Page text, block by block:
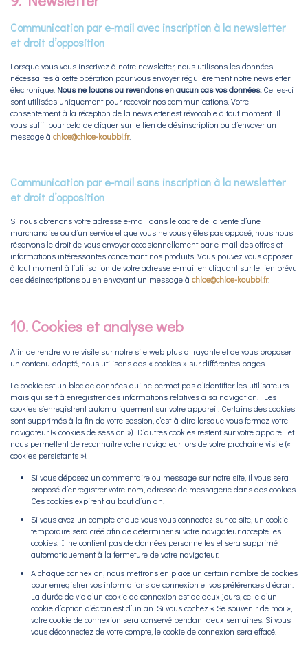
Communication par e-mail avec inscription à la newsletter
et droit d’opposition
Lorsque vous vous inscrivez à notre newsletter, nous utilisons les données
nécessaires à cette opération pour vous envoyer régulièrement notre newsletter
électronique. Nous ne louons ou revendons en aucun cas vos données. Celles-ci
sont utilisées uniquement pour recevoir nos communications. Votre
consentement à la réception de la newsletter est révocable à tout moment. Il
vous suffit pour cela de cliquer sur le lien de désinscription ou d’envoyer un
message à chloe@chloe-koubbi.fr.
Communication par e-mail sans inscription à la newsletter
et droit d’opposition
Si nous obtenons votre adresse e-mail dans le cadre de la vente d’une
marchandise ou d’un service et que vous ne vous y êtes pas opposé, nous nous
réservons le droit de vous envoyer occasionnellement par e-mail des offres et
informations intéressantes concernant nos produits. Vous pouvez vous opposer
à tout moment à l’utilisation de votre adresse e-mail en cliquant sur le lien prévu
des désinscriptions ou en envoyant un message à chloe@chloe-koubbi.fr.
10. Cookies et analyse web
Afin de rendre votre visite sur notre site web plus attrayante et de vous proposer
un contenu adapté, nous utilisons des « cookies » sur différentes pages.
Le cookie est un bloc de données qui ne permet pas d’identifier les utilisateurs
mais qui sert à enregistrer des informations relatives à sa navigation. Les
cookies s’enregistrent automatiquement sur votre appareil. Certains des cookies
sont supprimés à la fin de votre session, c’est-à-dire lorsque vous fermez votre
navigateur (« cookies de session »). D’autres cookies restent sur votre appareil et
nous permettent de reconnaître votre navigateur lors de votre prochaine visite («
cookies persistants »).
Si vous déposez un commentaire ou message sur notre site, il vous sera
proposé d’enregistrer votre nom, adresse de messagerie dans des cookies.
Ces cookies expirent au bout d’un an.
Si vous avez un compte et que vous vous connectez sur ce site, un cookie
temporaire sera créé afin de déterminer si votre navigateur accepte les
cookies. Il ne contient pas de données personnelles et sera supprimé
automatiquement à la fermeture de votre navigateur.
A chaque connexion, nous mettrons en place un certain nombre de cookies
pour enregistrer vos informations de connexion et vos préférences d’écran.
La durée de vie d’un cookie de connexion est de deux jours, celle d’un
cookie d’option d’écran est d’un an. Si vous cochez « Se souvenir de moi »,
votre cookie de connexion sera conservé pendant deux semaines. Si vous
vous déconnectez de votre compte, le cookie de connexion sera effacé.